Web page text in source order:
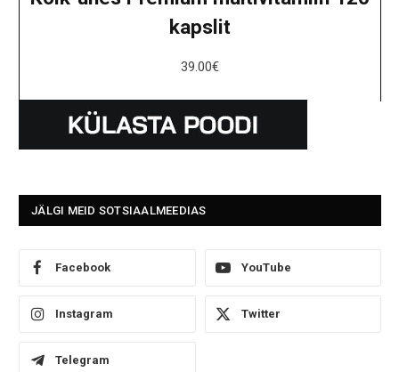
kapslit
39.00€
JÄLGI MEID SOTSIAALMEEDIAS
Facebook YouTube
Instagram Twitter
Telegram